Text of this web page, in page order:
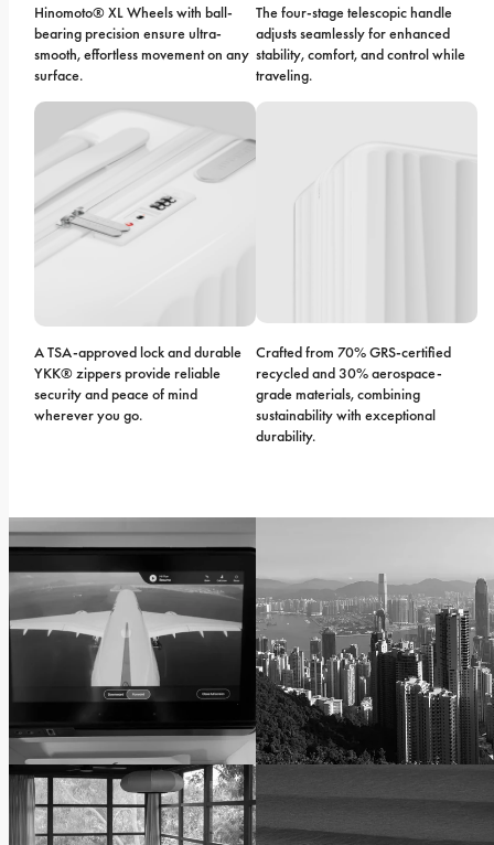
Hinomoto® XL Wheels with ball-
bearing precision ensure ultra-
smooth, effortless movement on any
surface.
The four-stage telescopic handle
adjusts seamlessly for enhanced
stability, comfort, and control while
traveling.
A TSA-approved lock and durable
YKK® zippers provide reliable
security and peace of mind
wherever you go.
Crafted from 70% GRS-certified
recycled and 30% aerospace-
grade materials, combining
sustainability with exceptional
durability.